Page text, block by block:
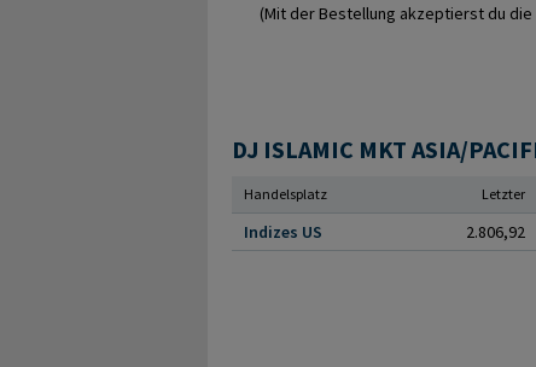
(Mit der Bestellung akzeptierst du die
Handelsplatz Letzter
Indizes US 2.806,92